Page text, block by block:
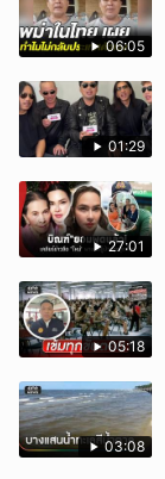
06:05
01:29
27:01
05:18
03:08